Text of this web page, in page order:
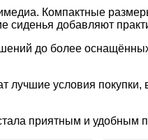
Компактные
сиденья добавляют
до более
лучшие условия покупки,
приятным и удобным